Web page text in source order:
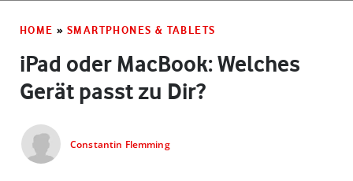
HOME » SMARTPHONES & TABLETS
iPad oder MacBook: Welches
Gerät passt zu Dir?
Constantin Flemming